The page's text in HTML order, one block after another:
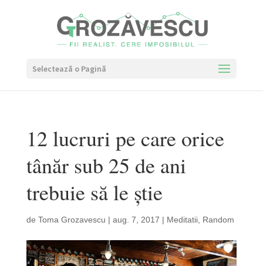
Selectează o Pagină
12 lucruri pe care orice
tânăr sub 25 de ani
trebuie să le știe
de Toma Grozavescu | aug. 7, 2017 | Meditatii, Random